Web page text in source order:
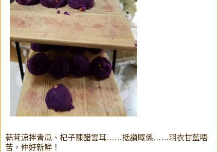
蒜茸涼拌青瓜、杞子陳醋雲耳……抵讚嘅係……羽衣甘藍唔
苦，仲好新鮮！